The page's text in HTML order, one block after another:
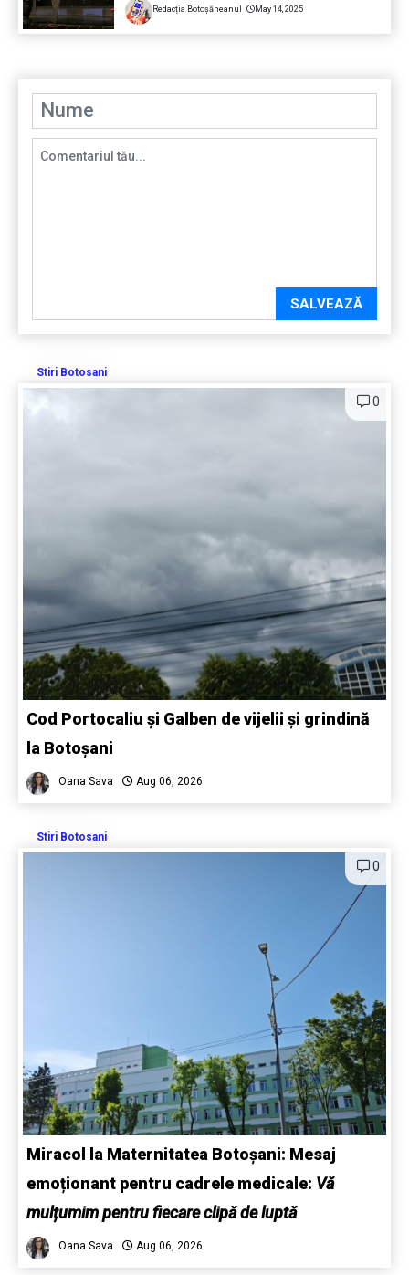
Redacția Botoșăneanul May 14, 2025
SALVEAZĂ
Stiri Botosani
0
Cod Portocaliu și Galben de vijelii și grindină
la Botoșani
Oana Sava Aug 06, 2026
Stiri Botosani
0
Miracol la Maternitatea Botoșani: Mesaj
emoționant pentru cadrele medicale: Vă
mulțumim pentru fiecare clipă de luptă
Oana Sava Aug 06, 2026